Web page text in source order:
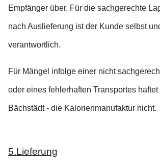
Empfänger über. Für die sachgerechte
nach Auslieferung ist der Kunde selbst
verantwortlich.
Für Mängel infolge einer nicht
oder eines fehlerhaften Transportes
Bächstädt - die Kalorienmanufaktur nicht.
5.Lieferung